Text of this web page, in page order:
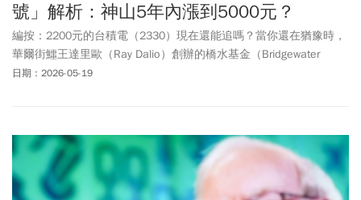
號」解析：神山5年內漲到5000元？
編按：2200元的台積電（2330）現在還能追嗎？當你還在猶豫時，
華爾街鱷王達里歐（Ray Dalio）創辦的橋水基金（Bridgewater
Associates）最新 13F 報告給了答案。橋水在 2026 年第一季狂砸
日期：2026-05-19